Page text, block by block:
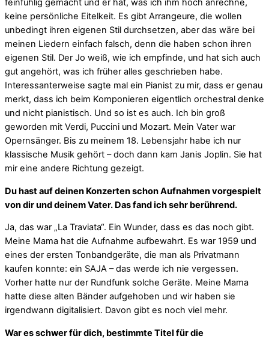
feinfühlig gemacht und er hat, was ich ihm hoch anrechne,
keine persönliche Eitelkeit. Es gibt Arrangeure, die wollen
unbedingt ihren eigenen Stil durchsetzen, aber das wäre bei
meinen Liedern einfach falsch, denn die haben schon ihren
eigenen Stil. Der Jo weiß, wie ich empfinde, und hat sich auch
gut angehört, was ich früher alles geschrieben habe.
Interessanterweise sagte mal ein Pianist zu mir, dass er genau
merkt, dass ich beim Komponieren eigentlich orchestral denke
und nicht pianistisch. Und so ist es auch. Ich bin groß
geworden mit Verdi, Puccini und Mozart. Mein Vater war
Opernsänger. Bis zu meinem 18. Lebensjahr habe ich nur
klassische Musik gehört – doch dann kam Janis Joplin. Sie hat
mir eine andere Richtung gezeigt.
Du hast auf deinen Konzerten schon Aufnahmen vorgespielt
von dir und deinem Vater. Das fand ich sehr berührend.
Ja, das war „La Traviata“. Ein Wunder, dass es das noch gibt.
Meine Mama hat die Aufnahme aufbewahrt. Es war 1959 und
eines der ersten Tonbandgeräte, die man als Privatmann
kaufen konnte: ein SAJA – das werde ich nie vergessen.
Vorher hatte nur der Rundfunk solche Geräte. Meine Mama
hatte diese alten Bänder aufgehoben und wir haben sie
irgendwann digitalisiert. Davon gibt es noch viel mehr.
War es schwer für dich, bestimmte Titel für die